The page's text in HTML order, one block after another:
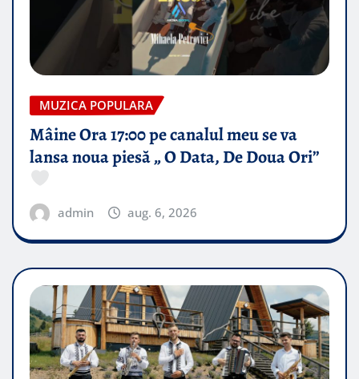
MUZICA POPULARA
Mâine Ora 17:00 pe canalul meu se va
lansa noua piesă „ O Data, De Doua Ori”
admin aug. 6, 2026